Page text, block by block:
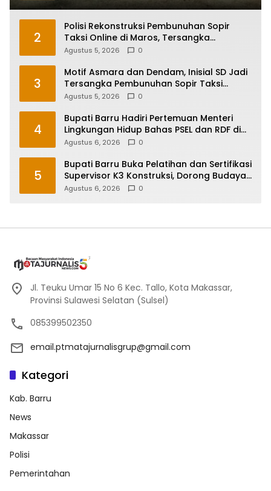
2
Polisi Rekonstruksi Pembunuhan Sopir
Taksi Online di Maros, Tersangka
Peragakan 24 Adegan
Agustus 5, 2026 0
3
Motif Asmara dan Dendam, Inisial SD Jadi
Tersangka Pembunuhan Sopir Taksi
Online di Maros
Agustus 5, 2026 0
4
Bupati Barru Hadiri Pertemuan Menteri
Lingkungan Hidup Bahas PSEL dan RDF di
Sulsel
Agustus 6, 2026 0
5
Bupati Barru Buka Pelatihan dan Sertifikasi
Supervisor K3 Konstruksi, Dorong Budaya
Zero Accident
Agustus 6, 2026 0
Jl. Teuku Umar 15 No 6 Kec. Tallo, Kota Makassar,
Provinsi Sulawesi Selatan (Sulsel)
085399502350
email.ptmatajurnalisgrup@gmail.com
Kategori
Kab. Barru
News
Makassar
Polisi
Pemerintahan